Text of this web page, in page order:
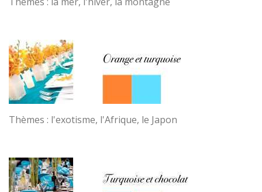
Thèmes : l'exotisme, l'Afrique, le Japon